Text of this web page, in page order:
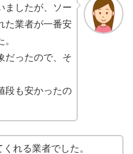
ましたが、ソー
た業者が一番安
だったので、そ
段も安かったの
れる業者でした。